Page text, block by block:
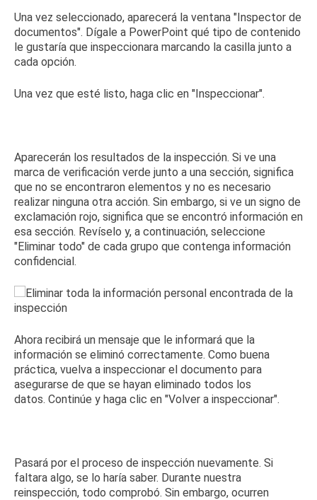
Una vez seleccionado, aparecerá la ventana "Inspector de
documentos". Dígale a PowerPoint qué tipo de contenido
le gustaría que inspeccionara marcando la casilla junto a
cada opción.
Una vez que esté listo, haga clic en "Inspeccionar".
Aparecerán los resultados de la inspección. Si ve una
marca de verificación verde junto a una sección, significa
que no se encontraron elementos y no es necesario
realizar ninguna otra acción. Sin embargo, si ve un signo de
exclamación rojo, significa que se encontró información en
esa sección. Revíselo y, a continuación, seleccione
"Eliminar todo" de cada grupo que contenga información
confidencial.
Ahora recibirá un mensaje que le informará que la
información se eliminó correctamente. Como buena
práctica, vuelva a inspeccionar el documento para
asegurarse de que se hayan eliminado todos los
datos. Continúe y haga clic en "Volver a inspeccionar".
Pasará por el proceso de inspección nuevamente. Si
faltara algo, se lo haría saber. Durante nuestra
reinspección, todo comprobó. Sin embargo, ocurren